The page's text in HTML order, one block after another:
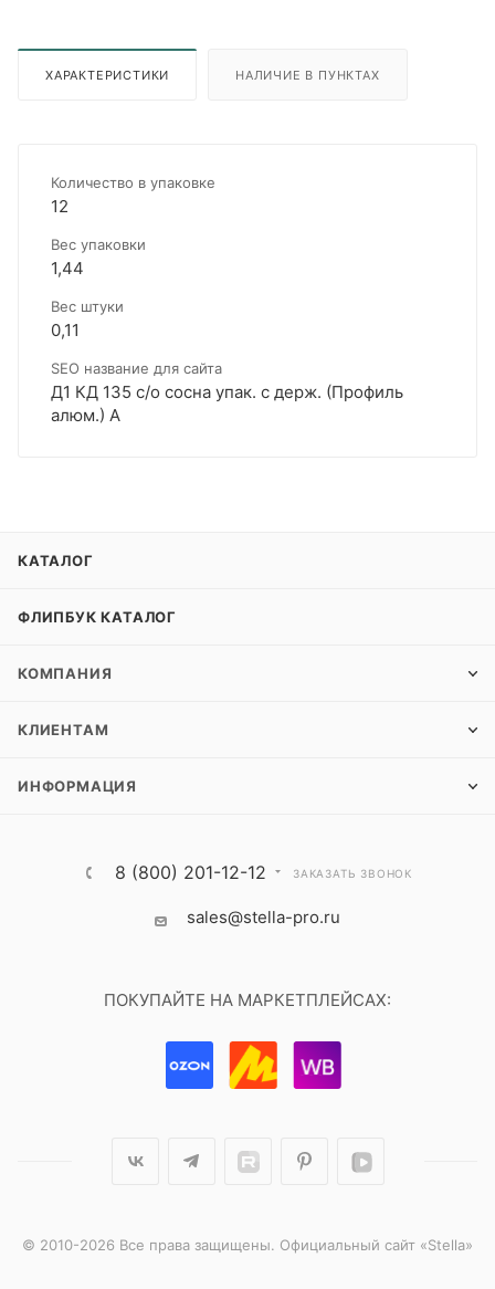
ХАРАКТЕРИСТИКИ НАЛИЧИЕ В ПУНКТАХ
Количество в упаковке
12
Вес упаковки
1,44
Вес штуки
0,11
SEO название для сайта
Д1 КД 135 с/о сосна упак. с держ. (Профиль
алюм.) А
КАТАЛОГ
ФЛИПБУК КАТАЛОГ
КОМПАНИЯ
КЛИЕНТАМ
ИНФОРМАЦИЯ
8 (800) 201-12-12 ЗАКАЗАТЬ ЗВОНОК
sales@stella-pro.ru
ПОКУПАЙТЕ НА МАРКЕТПЛЕЙСАХ:
© 2010-2026 Все права защищены. Официальный сайт «Stella»